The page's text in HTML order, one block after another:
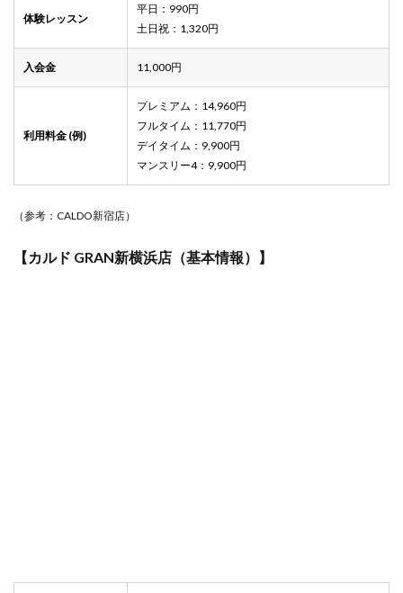
ヨガ
ジオ
はど
体験レッスン
平日：990円
土日祝：1,320円
入会金 11,000円
利用料金 (例)
プレミアム：14,960円
フルタイム：11,770円
デイタイム：9,900円
マンスリー4：9,900円
（参考：CALDO新宿店）
【カルド GRAN新横浜店（基本情報）】